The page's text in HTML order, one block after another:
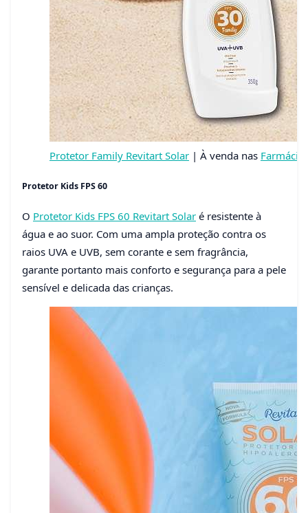
Protetor Family Revitart Solar | À venda nas
Protetor Kids FPS 60
O Protetor Kids FPS 60 Revitart Solar é resistente à
água e ao suor. Com uma ampla proteção contra os
raios UVA e UVB, sem corante e sem fragrância,
garante portanto mais conforto e segurança para a pele
sensível e delicada das crianças.